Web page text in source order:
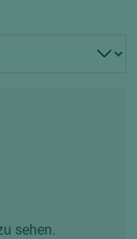
sehen.